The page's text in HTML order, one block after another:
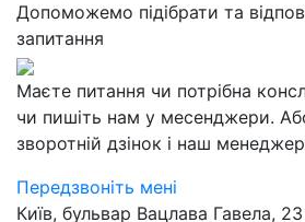
Допоможемо підібрати та
запитання
Маєте питання чи потрібна
чи пишіть нам у месенджери.
зворотній дзінок і наш
Передзвоніть мені
Київ, бульвар Вацлава Гавела, 23